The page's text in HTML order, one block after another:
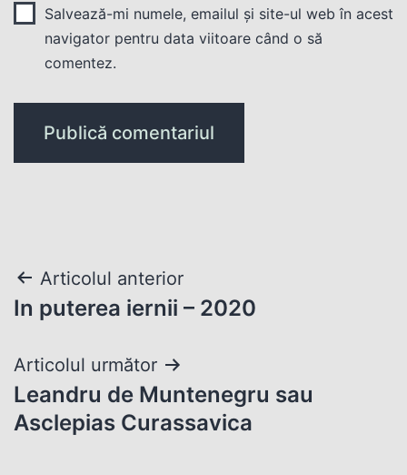
Salvează-mi numele, emailul și site-ul web în acest
navigator pentru data viitoare când o să
comentez.
Navigare
în
articole
Articolul anterior
In puterea iernii – 2020
Articolul următor
Leandru de Muntenegru sau
Asclepias Curassavica